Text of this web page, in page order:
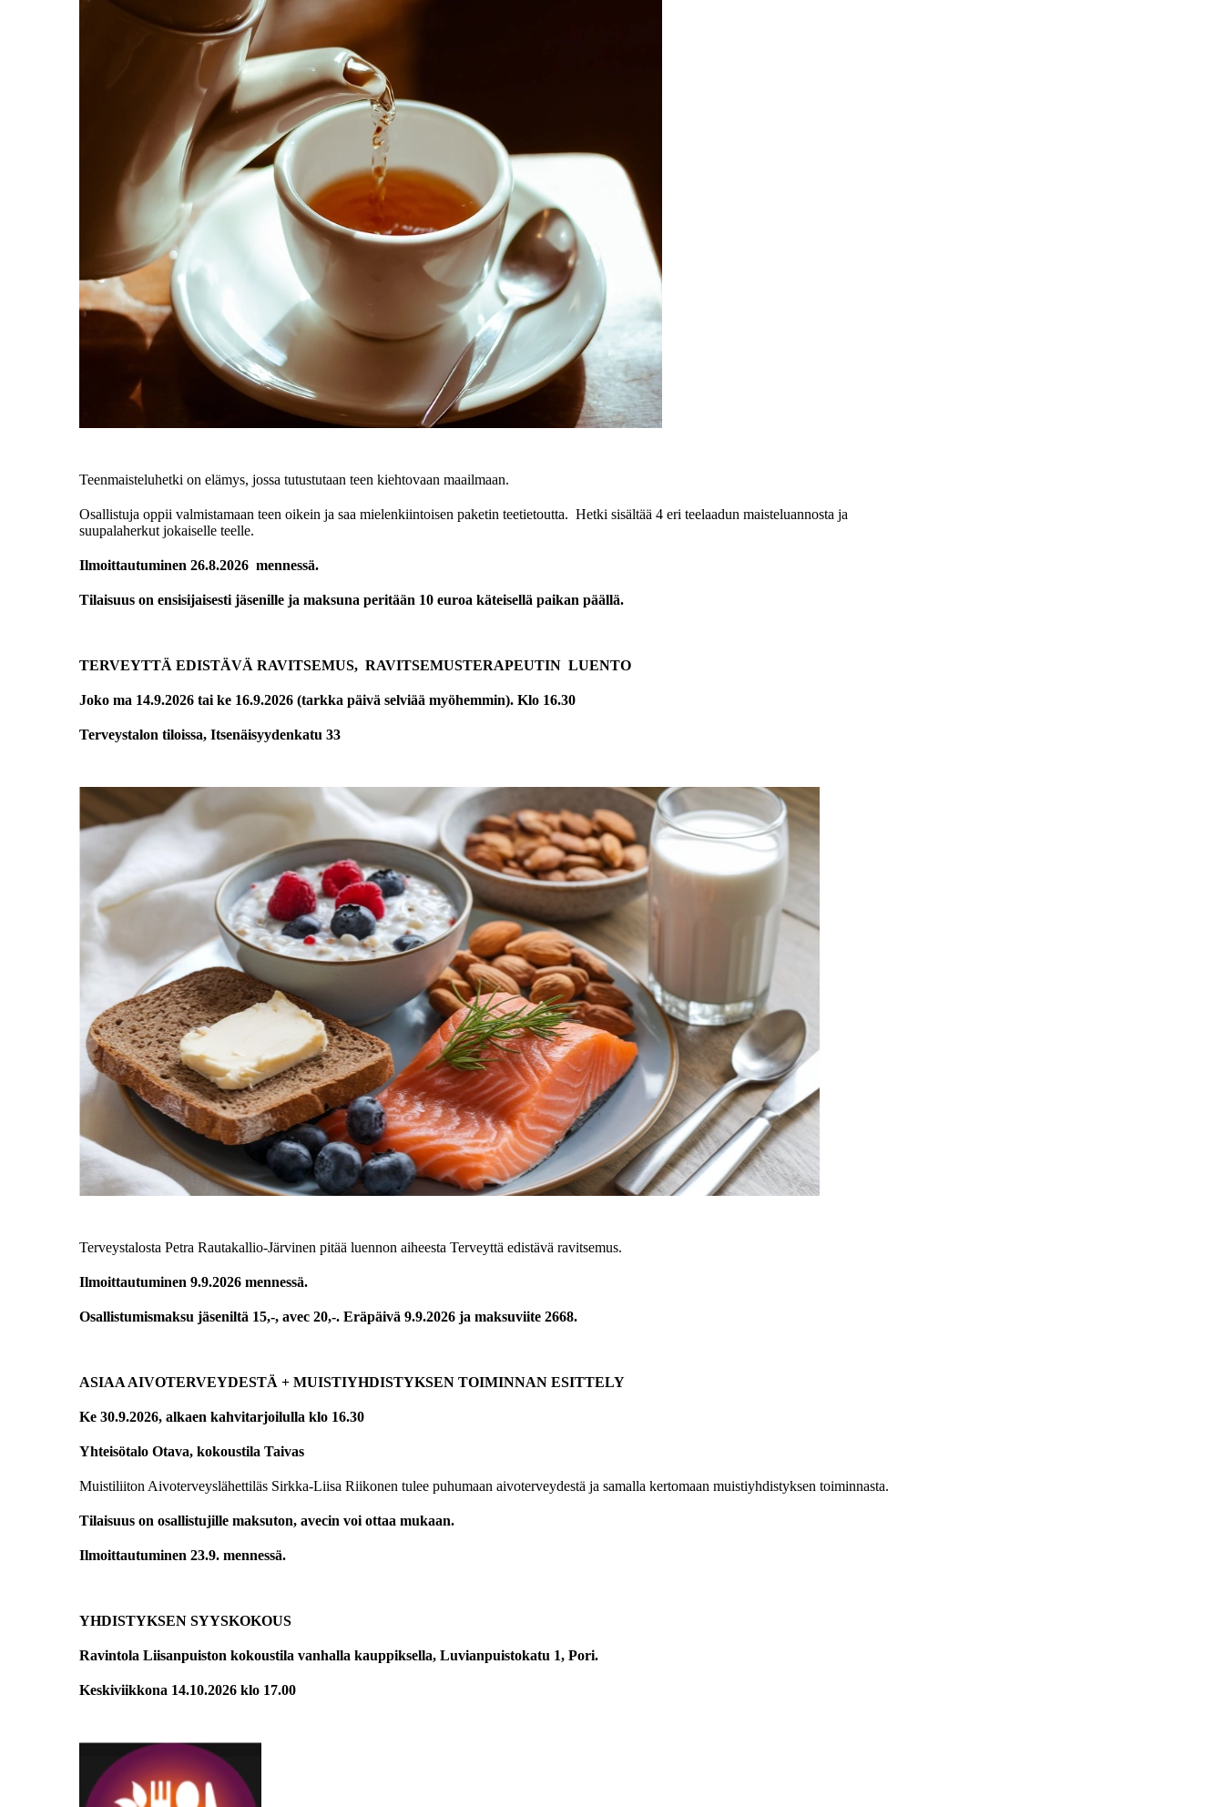
Teenmaisteluhetki on elämys, jossa tutustutaan teen kiehtovaan maailmaan.
Osallistuja oppii valmistamaan teen oikein ja saa mielenkiintoisen paketin teetietoutta. Hetki sisältää 4 eri teelaadun maisteluannosta ja
suupalaherkut jokaiselle teelle.
Ilmoittautuminen 26.8.2026 mennessä.
Tilaisuus on ensisijaisesti jäsenille ja maksuna peritään 10 euroa käteisellä paikan päällä.
TERVEYTTÄ EDISTÄVÄ RAVITSEMUS, RAVITSEMUSTERAPEUTIN LUENTO
Joko ma 14.9.2026 tai ke 16.9.2026 (tarkka päivä selviää myöhemmin). Klo 16.30
Terveystalon tiloissa, Itsenäisyydenkatu 33
Terveystalosta Petra Rautakallio-Järvinen pitää luennon aiheesta Terveyttä edistävä ravitsemus.
Ilmoittautuminen 9.9.2026 mennessä.
Osallistumismaksu jäseniltä 15,-, avec 20,-. Eräpäivä 9.9.2026 ja maksuviite 2668.
ASIAA AIVOTERVEYDESTÄ + MUISTIYHDISTYKSEN TOIMINNAN ESITTELY
Ke 30.9.2026, alkaen kahvitarjoilulla klo 16.30
Yhteisötalo Otava, kokoustila Taivas
Muistiliiton Aivoterveyslähettiläs Sirkka-Liisa Riikonen tulee puhumaan aivoterveydestä ja samalla kertomaan muistiyhdistyksen toiminnasta.
Tilaisuus on osallistujille maksuton, avecin voi ottaa mukaan.
Ilmoittautuminen 23.9. mennessä.
YHDISTYKSEN SYYSKOKOUS
Ravintola Liisanpuiston kokoustila vanhalla kauppiksella, Luvianpuistokatu 1, Pori.
Keskiviikkona 14.10.2026 klo 17.00